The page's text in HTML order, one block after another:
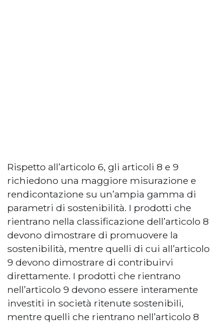
Rispetto all’articolo 6, gli articoli 8 e 9
richiedono una maggiore misurazione e
rendicontazione su un’ampia gamma di
parametri di sostenibilità. I prodotti che
rientrano nella classificazione dell’articolo 8
devono dimostrare di promuovere la
sostenibilità, mentre quelli di cui all’articolo
9 devono dimostrare di contribuirvi
direttamente. I prodotti che rientrano
nell’articolo 9 devono essere interamente
investiti in società ritenute sostenibili,
mentre quelli che rientrano nell’articolo 8